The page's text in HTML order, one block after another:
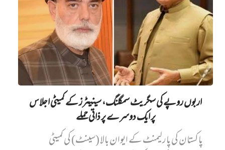
اربوں روپے کی سگریٹ سمگلنگ، سینیٹرز کے کمیٹی اجلاس
پر ایک دوسرے پر ذاتی حملے
پاکستان کی پارلیمنٹ کے ایوان بالا (سینٹ) کی کمیٹی